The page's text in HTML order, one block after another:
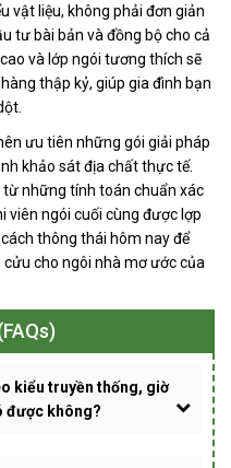
vật liệu, không phải đơn giản
tư bài bản và đồng bộ cho cả
và lớp ngói tương thích sẽ
thập kỷ, giúp gia đình bạn
ưu tiên những gói giải pháp
khảo sát địa chất thực tế.
những tính toán chuẩn xác
viên ngói cuối cùng được lợp
thông thái hôm nay để
cho ngôi nhà mơ ước của
kiểu truyền thống, giờ
được không?